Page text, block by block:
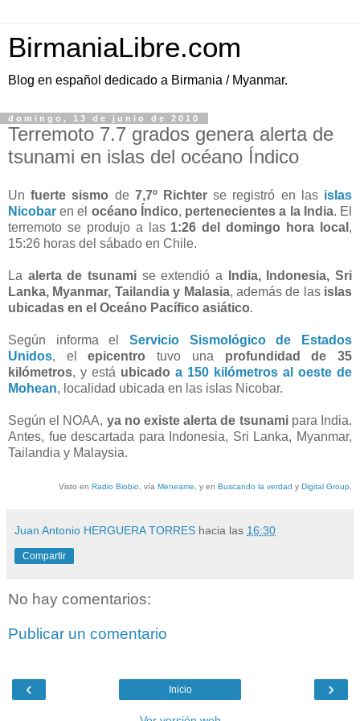
BirmaniaLibre.com
Blog en español dedicado a Birmania / Myanmar.
domingo, 13 de junio de 2010
Terremoto 7.7 grados genera alerta de
tsunami en islas del océano Índico
Unfuerte sismo de 7,7º Richter se registró en las islas
Nicobar en el océano Índico, pertenecientes a la India. El
terremoto se produjo a las 1:26 del domingo hora local ,
15:26 horas del sábado en Chile.
La alerta de tsunami se extendió a
India, Indonesia, Sri
Lanka, Myanmar, Tailandia y Malasia, además de las islas
ubicadas en el Oceáno Pacífico asiático.
Según informa el Servicio Sismológico de Estados
Unidos, elepicentro tuvo una profundidad de 35
kilómetros, y está ubicado a 150 kilómetros al oeste de
Mohean, localidad ubicada en las islas Nicobar.
Según el NOAA, ya no existe alerta de tsunamipara India.
Antes, fue descartada para Indonesia, Sri Lanka, Myanmar,
Tailandia y Malaysia.
Visto en Radio Biobio , vía Meneame , y en Buscando la verdad y Digital Group
Juan Antonio HERGUERA TORRES hacia las 16:30
Compartir
No hay comentarios:
Publicar un comentario
‹ ›
Inicio